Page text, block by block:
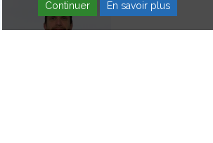
Continuer En savoir plus